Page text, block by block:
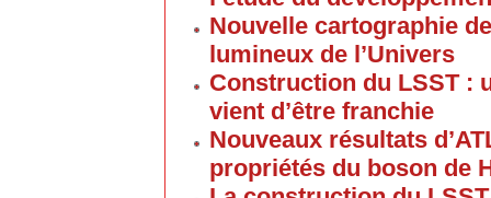
Nouvelle cartographie
lumineux de l’Univers
Construction du LSST :
vient d’être franchie
Nouveaux résultats
propriétés du boson de